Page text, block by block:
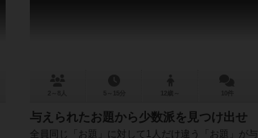
与えられたお題から少数派を見つけ出せ
全員同じ「お題」に対して1人だけ違う「お題」が与